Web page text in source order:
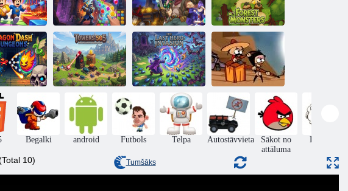
Obija
pasaulē
Dungeons
varoņi: Match-3
RPG
Arcuz dārgumu
mednieki
Meža briesmoņi
Dash
Torņi 505
Pēdējais varonis:
iebrukums
Zombiji nespēj
Begalki android Futbols Telpa Autostāvvieta
Sākot no
attāluma
Lēkšana
10) Tumšāks